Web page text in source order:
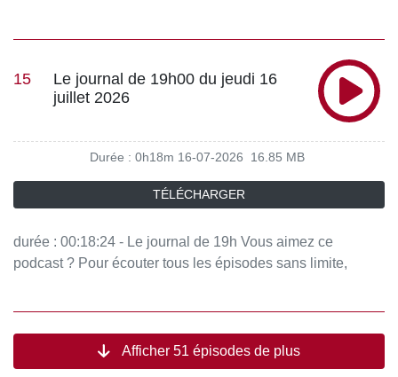
15
Le journal de 19h00 du jeudi 16
juillet 2026
Durée : 0h18m 16-07-2026 16.85 MB
TÉLÉCHARGER
durée : 00:18:24 - Le journal de 19h Vous aimez ce
podcast ? Pour écouter tous les épisodes sans limite,
Afficher 51 épisodes de plus